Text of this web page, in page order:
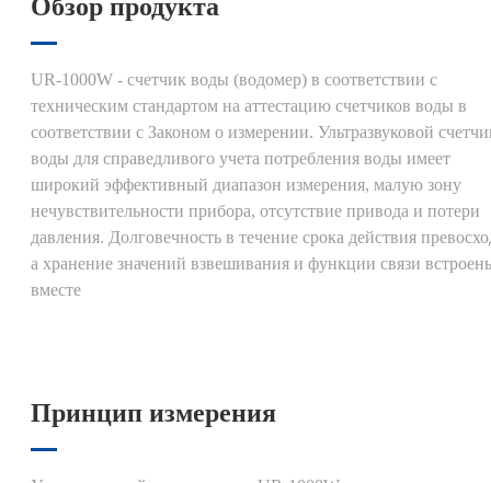
Обзор продукта
UR-1000W - счетчик воды (водомер) в соответствии с
техническим стандартом на аттестацию счетчиков воды в
соответствии с Законом о измерении. Ультразвуковой
воды для справедливого учета потребления воды имеет
широкий эффективный диапазон измерения, малую зону
нечувствительности прибора, отсутствие привода и потери
давления. Долговечность в течение срока действия
а хранение значений взвешивания и функции связи
вместе
Принцип измерения